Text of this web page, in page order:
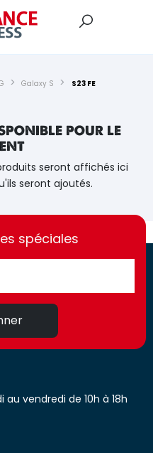
Galaxy S S23 FE
pour le
seront affichés ici
seront ajoutés.
spéciales
vendredi de 10h à 18h